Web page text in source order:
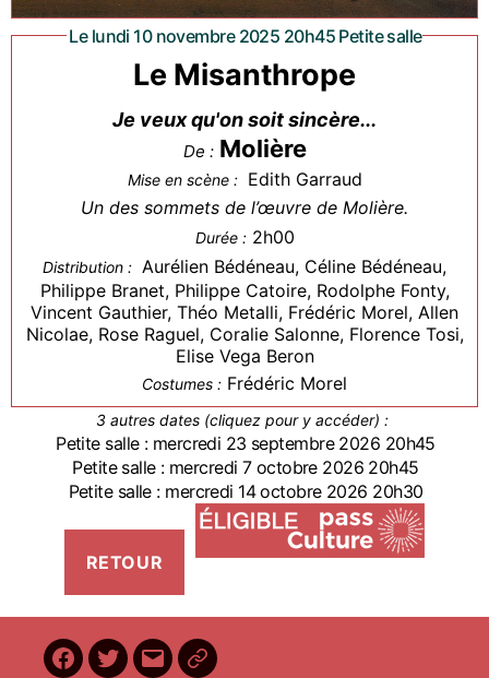
Le lundi 10 novembre 2025 20h45 Petite salle
Le Misanthrope
Je veux qu'on soit sincère...
De : Molière
Mise en scène : Edith Garraud
Un des sommets de l’œuvre de Molière.
Durée : 2h00
Distribution : Aurélien Bédéneau, Céline Bédéneau,
Philippe Branet, Philippe Catoire, Rodolphe Fonty,
Vincent Gauthier, Théo Metalli, Frédéric Morel, Allen
Nicolae, Rose Raguel, Coralie Salonne, Florence Tosi,
Elise Vega Beron
Costumes : Frédéric Morel
3 autres dates (cliquez pour y accéder) :
Petite salle : mercredi 23 septembre 2026 20h45
Petite salle : mercredi 7 octobre 2026 20h45
Petite salle : mercredi 14 octobre 2026 20h30
Facebook
Twitter
E- BilletReduc